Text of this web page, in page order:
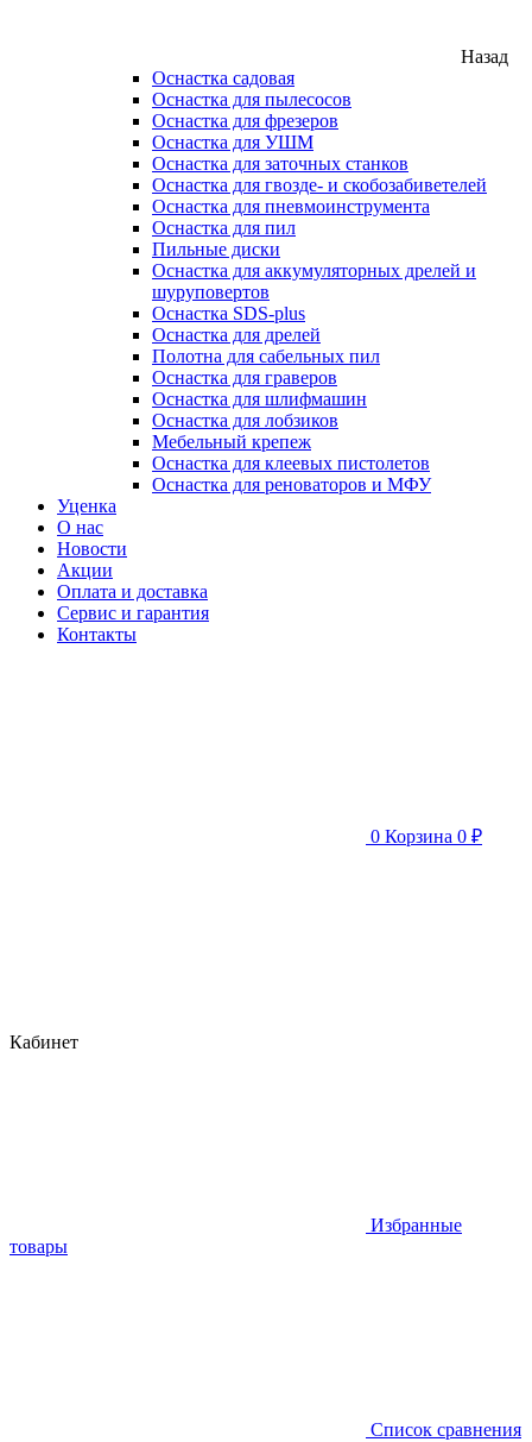
Назад
Оснастка садовая
Оснастка для пылесосов
Оснастка для фрезеров
Оснастка для УШМ
Оснастка для заточных станков
Оснастка для гвозде- и скобозабиветелей
Оснастка для пневмоинструмента
Оснастка для пил
Пильные диски
Оснастка для аккумуляторных дрелей и
шуруповертов
Оснастка SDS-plus
Оснастка для дрелей
Полотна для сабельных пил
Оснастка для граверов
Оснастка для шлифмашин
Оснастка для лобзиков
Мебельный крепеж
Оснастка для клеевых пистолетов
Оснастка для реноваторов и МФУ
Уценка
О нас
Новости
Акции
Оплата и доставка
Сервис и гарантия
Контакты
0 Корзина 0 ₽
Кабинет
Избранные
товары
Список сравнения